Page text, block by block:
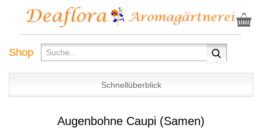
Shop
Schnellüberblick
Augenbohne Caupi (Samen)